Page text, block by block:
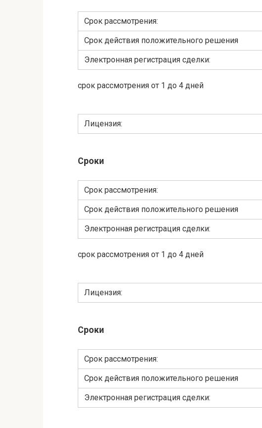
Cрок рассмотрения:
Срок действия положительного решения
Электронная регистрация сделки:
срок рассмотрения от 1 до 4 дней
Лицензия:
Сроки
Cрок рассмотрения:
Срок действия положительного решения
Электронная регистрация сделки:
срок рассмотрения от 1 до 4 дней
Лицензия:
Сроки
Cрок рассмотрения:
Срок действия положительного решения
Электронная регистрация сделки: